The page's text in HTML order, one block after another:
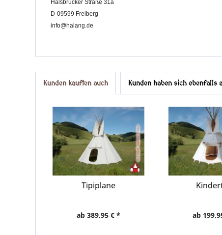
Halsbrücker Straße 31a
D-09599 Freiberg
info@halang.de
Kunden kauften auch Kunden haben sich ebenfalls
Tipiplane
ab 389,95 € * ab